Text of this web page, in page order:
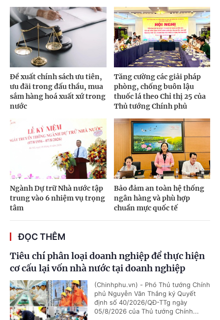
Đề xuất chính sách ưu tiên,
ưu đãi trong đấu thầu, mua
sắm hàng hoá xuất xứ trong
nước
Tăng cường các giải pháp
phòng, chống buôn lậu
thuốc lá theo Chỉ thị 25 của
Thủ tướng Chính phủ
Ngành Dự trữ Nhà nước tập
trung vào 6 nhiệm vụ trọng
tâm
Bảo đảm an toàn hệ thống
ngân hàng và phù hợp
chuẩn mực quốc tế
ĐỌC THÊM
Tiêu chí phân loại doanh nghiệp để thực hiện
cơ cấu lại vốn nhà nước tại doanh nghiệp
(Chinhphu.vn) - Phó Thủ tướng Chính
phủ Nguyễn Văn Thắng ký Quyết
định số 40/2026/QĐ-TTg ngày
05/8/2026 của Thủ tướng Chính...